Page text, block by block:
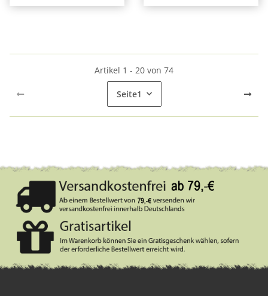
Artikel 1 - 20 von 74
Seite1